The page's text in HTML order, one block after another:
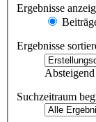
Ergebnisse
Ergebnisse
Absteigend
Suchzeitraum